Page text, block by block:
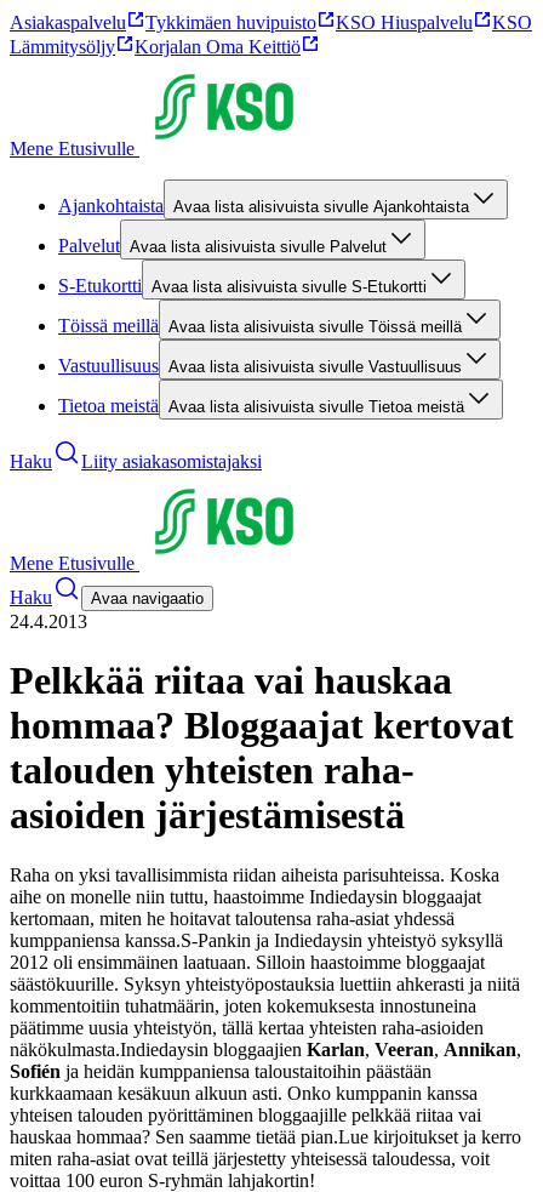
Asiakaspalvelu Tykkimäen huvipuisto KSO Hiuspalvelu
KSO
Lämmitysöljy
Korjalan Oma Keittiö
Mene Etusivulle
Ajankohtaista Avaa lista alisivuista sivulle Ajankohtaista
Palvelut Avaa lista alisivuista sivulle Palvelut
S-Etukortti Avaa lista alisivuista sivulle S-Etukortti
Töissä meillä Avaa lista alisivuista sivulle Töissä meillä
Vastuullisuus Avaa lista alisivuista sivulle Vastuullisuus
Tietoa meistä Avaa lista alisivuista sivulle Tietoa meistä
Haku Liity asiakasomistajaksi
Mene Etusivulle
Haku
Avaa navigaatio
24.4.2013
Pelkkää riitaa vai hauskaa
hommaa? Bloggaajat kertovat
talouden yhteisten raha-
asioiden järjestämisestä
Raha on yksi tavallisimmista riidan aiheista parisuhteissa. Koska
aihe on monelle niin tuttu, haastoimme Indiedaysin bloggaajat
kertomaan, miten he hoitavat taloutensa raha-asiat yhdessä
kumppaniensa kanssa.S-Pankin ja Indiedaysin yhteistyö syksyllä
2012 oli ensimmäinen laatuaan. Silloin haastoimme bloggaajat
säästökuurille. Syksyn yhteistyöpostauksia luettiin ahkerasti ja niitä
kommentoitiin tuhatmäärin, joten kokemuksesta innostuneina
päätimme uusia yhteistyön, tällä kertaa yhteisten raha-asioiden
näkökulmasta.Indiedaysin bloggaajien Karlan, Veeran, Annikan,
Sofién ja heidän kumppaniensa taloustaitoihin päästään
kurkkaamaan kesäkuun alkuun asti. Onko kumppanin kanssa
yhteisen talouden pyörittäminen bloggaajille pelkkää riitaa vai
hauskaa hommaa? Sen saamme tietää pian.Lue kirjoitukset ja kerro
miten raha-asiat ovat teillä järjestetty yhteisessä taloudessa, voit
voittaa 100 euron S-ryhmän lahjakortin!